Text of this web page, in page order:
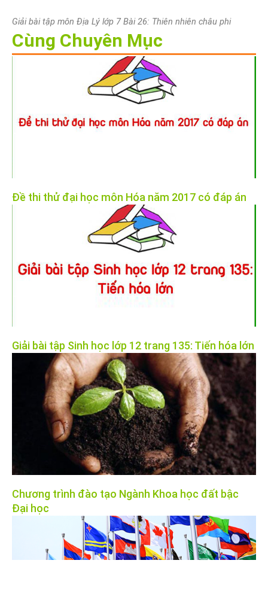
Giải bài tập môn Địa Lý lớp 7 Bài 26: Thiên nhiên châu phi
Cùng Chuyên Mục
Đề thi thử đại học môn Hóa năm 2017 có đáp án
Giải bài tập Sinh học lớp 12 trang 135: Tiến hóa lớn
Chương trình đào tạo Ngành Khoa học đất bậc
Đại học